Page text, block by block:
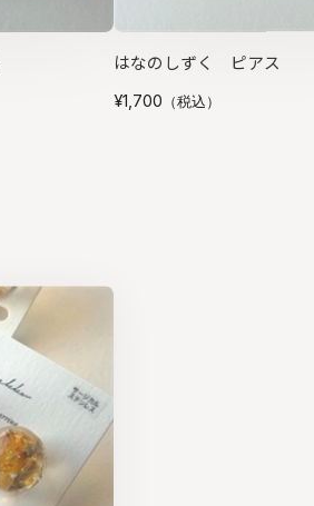
はなのしずく ピアス
¥1,700 （税込）